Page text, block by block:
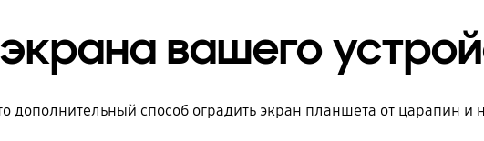
вашего
дополнительный способ оградить экран планшета от царапин